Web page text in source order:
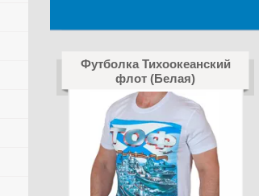
Футболка Тихоокеанский
флот (Белая)